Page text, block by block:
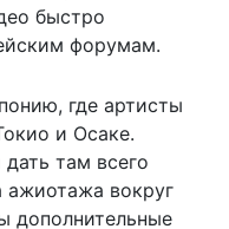
быстро
форумам.
где артисты
и Осаке.
там всего
ажиотажа вокруг
дополнительные